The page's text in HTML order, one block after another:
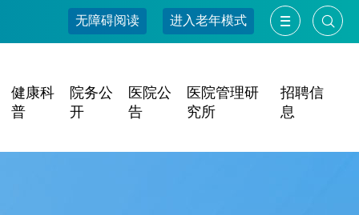
无障碍阅读 进入老年模式
健康科
普
院务公
开
医院公
告
医院管理研
究所
招聘信
息